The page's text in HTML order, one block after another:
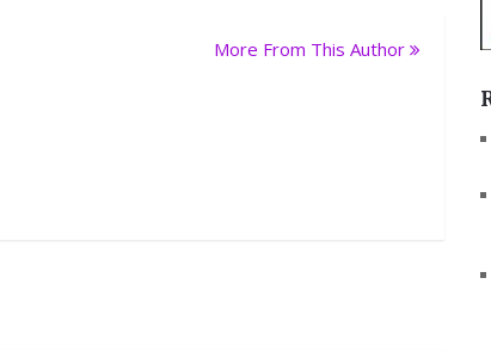
More From This Author